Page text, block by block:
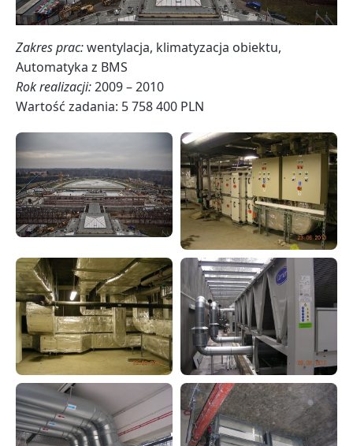
Zakres prac:wentylacja, klimatyzacja obiektu,
Automatyka z BMS
Rok realizacji:2009 – 2010
Wartość zadania: 5 758 400 PLN